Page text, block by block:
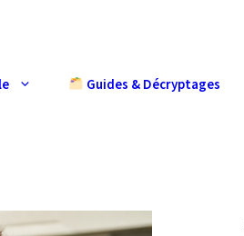
Guides & Décryptages